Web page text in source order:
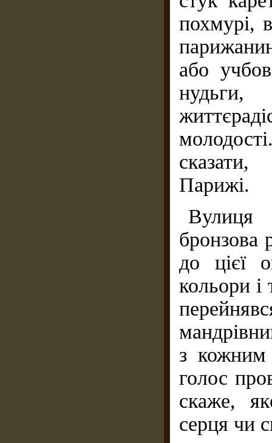
похмурі,
або
Парижі.
бронзова
до цієї
кольори і
з кожним
голос
скаже,
серця чи